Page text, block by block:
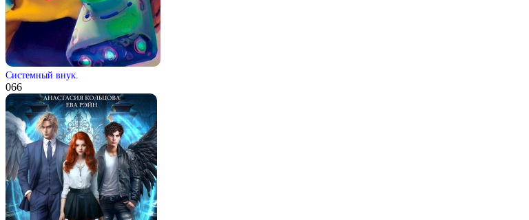
Системный внук.
066